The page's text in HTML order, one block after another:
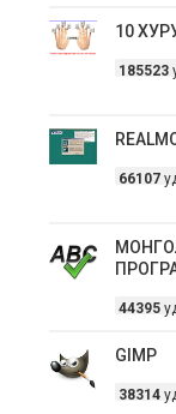
10
185523
66107
44395
GIMP
38314